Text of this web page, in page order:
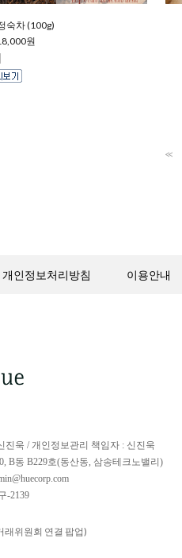
숙차 (100g)
원
<<
개인정보처리방침 이용안내
진욱 / 개인정보관리 책임자 : 신진욱
B동 B229호(동산동, 삼송테크노밸리)
-2139
래위원회 연결 팝업)